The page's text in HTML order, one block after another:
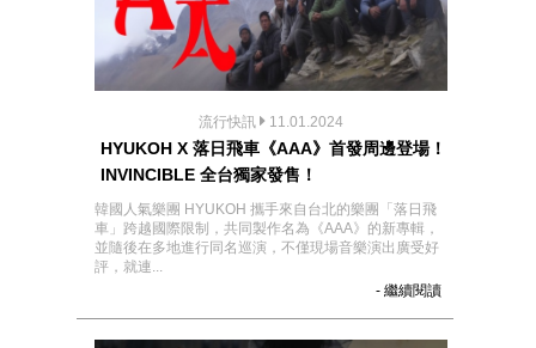
流行快訊 11.01.2024
HYUKOH X 落日飛車《AAA》首發周邊登場！
INVINCIBLE 全台獨家發售！
韓國人氣樂團 HYUKOH 攜手來自台北的樂團「落日飛
車」跨越國際限制，共同製作名為《AAA》的新專輯，
並隨後在多地進行同名巡演，不僅現場音樂演出廣受好
評，就連...
- 繼續閱讀